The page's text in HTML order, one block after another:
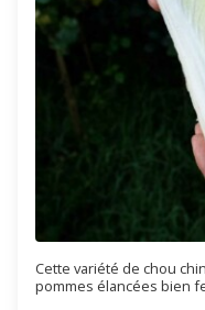
Cette variété de chou
pommes élancées bien